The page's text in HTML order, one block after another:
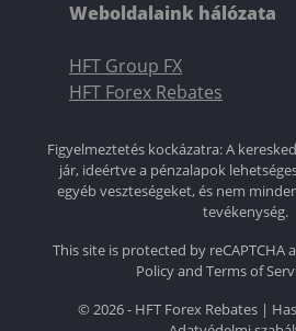
Weboldalaink hálózata
HFT Group FX
HFT Forex Rebates
Figyelmeztetés kockázatra: A
jár, ideértve a pénzalapok
egyéb veszteségeket, és nem
tevékenység.
This site is protected by reCAPTCHA
Policyand Terms of
© 2026 - HFT Forex Rebates |